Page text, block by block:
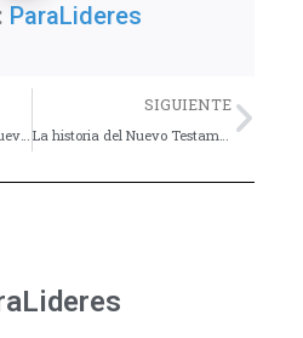
ParaLideres
Pacto de Pureza – En la nueva moralidad la palabra "Pureza" no es muy popular
SIGUIENTE
La historia del Nuevo Testamento – Curso en Línea gratuito